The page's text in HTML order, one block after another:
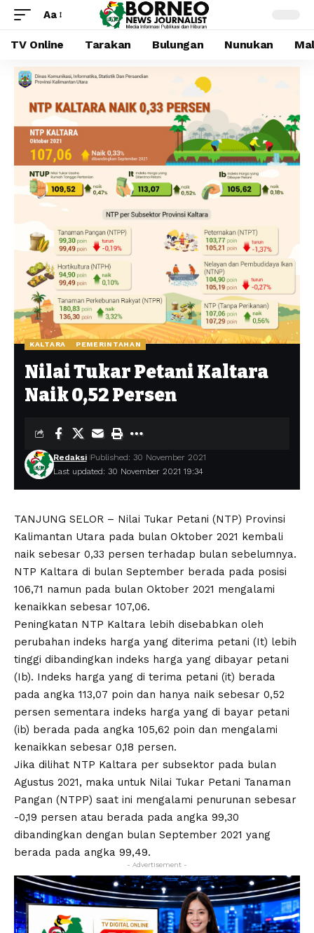
Aa
TV Online Tarakan Bulungan Nunukan
KALTARA PEMERINTAHAN
Nilai Tukar Petani Kaltara
Naik 0,52 Persen
Last updated: 30 November 2021 19:34
Redaksi Published: 30 November 2021
TANJUNG SELOR – Nilai Tukar Petani (NTP) Provinsi
Kalimantan Utara pada bulan Oktober 2021 kembali
naik sebesar 0,33 persen terhadap bulan sebelumnya.
NTP Kaltara di bulan September berada pada posisi
106,71 namun pada bulan Oktober 2021 mengalami
kenaikkan sebesar 107,06.
Peningkatan NTP Kaltara lebih disebabkan oleh
perubahan indeks harga yang diterima petani (It) lebih
tinggi dibandingkan indeks harga yang dibayar petani
(Ib). Indeks harga yang di terima petani (it) berada
pada angka 113,07 poin dan hanya naik sebesar 0,52
persen sementara indeks harga yang di bayar petani
(ib) berada pada angka 105,62 poin dan mengalami
kenaikkan sebesar 0,18 persen.
Jika dilihat NTP Kaltara per subsektor pada bulan
Agustus 2021, maka untuk Nilai Tukar Petani Tanaman
Pangan (NTPP) saat ini mengalami penurunan sebesar
-0,19 persen atau berada pada angka 99,30
dibandingkan dengan bulan September 2021 yang
berada pada angka 99,49.
- Advertisement -